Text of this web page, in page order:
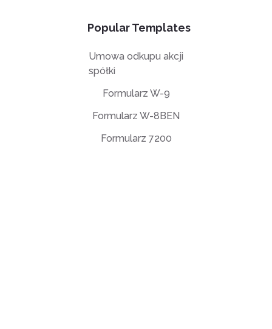
Popular Templates
Umowa odkupu akcji
spółki
Formularz W-9
Formularz W-8BEN
Formularz 7200